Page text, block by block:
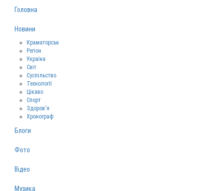
Головна
Новини
Краматорськ
Регіон
Україна
Світ
Суспільство
Технології
Цікаво
Спорт
Здоров‘я
Хронограф
Блоги
Фото
Відео
Музика